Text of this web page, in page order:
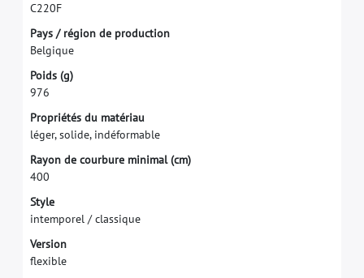
C220F
Pays / région de production
Belgique
Poids (g)
976
Propriétés du matériau
léger, solide, indéformable
Rayon de courbure minimal (cm)
400
Style
intemporel / classique
Version
fexible